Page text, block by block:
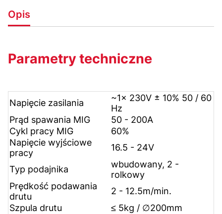
Opis
Parametry techniczne
Napięcie zasilania
~1× 230V ± 10% 50 / 60
Hz
Prąd spawania MIG
50 - 200A
Cykl pracy MIG
60%
Napięcie wyjściowe
pracy
16.5 - 24V
Typ podajnika
wbudowany, 2 -
rolkowy
Prędkość podawania
drutu
2 - 12.5m/min.
Szpula drutu
≤ 5kg / ∅200mm